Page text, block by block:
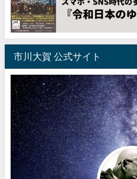
市川大賀 公式サイト